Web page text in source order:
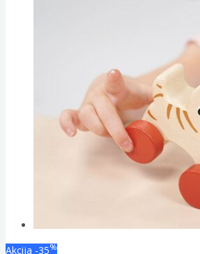
Akcija -35%